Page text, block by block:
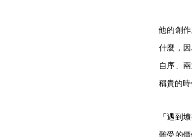
他的創
什麼，
自序、
稱貴的時
「遇到
難受的